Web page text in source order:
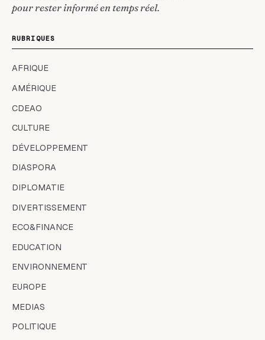
pour rester informé en temps réel.
RUBRIQUES
AFRIQUE
AMÉRIQUE
CDEAO
CULTURE
DÉVELOPPEMENT
DIASPORA
DIPLOMATIE
DIVERTISSEMENT
ECO&FINANCE
EDUCATION
ENVIRONNEMENT
EUROPE
MEDIAS
POLITIQUE